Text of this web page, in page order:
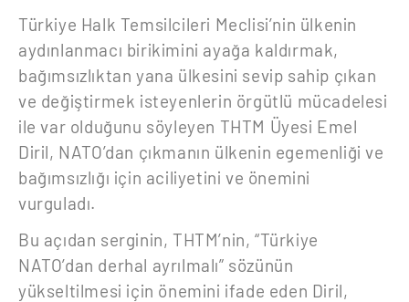
Türkiye Halk Temsilcileri Meclisi’nin ülkenin
aydınlanmacı birikimini ayağa kaldırmak,
bağımsızlıktan yana ülkesini sevip sahip çıkan
ve değiştirmek isteyenlerin örgütlü mücadelesi
ile var olduğunu söyleyen THTM Üyesi Emel
Diril, NATO’dan çıkmanın ülkenin egemenliği ve
bağımsızlığı için aciliyetini ve önemini
vurguladı.
Bu açıdan serginin, THTM’nin, “Türkiye
NATO’dan derhal ayrılmalı” sözünün
yükseltilmesi için önemini ifade eden Diril,